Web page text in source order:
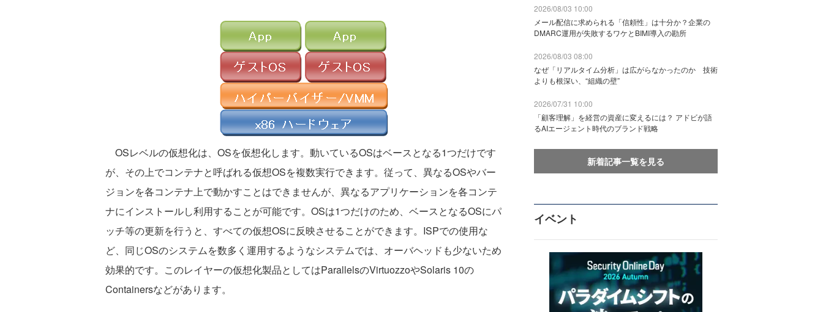
OSレベルの仮想化は、OSを仮想化します。動いているOSはベースとなる1つだけです
が、その上でコンテナと呼ばれる仮想OSを複数実行できます。従って、異なるOSやバー
ジョンを各コンテナ上で動かすことはできませんが、異なるアプリケーションを各コンテ
ナにインストールし利用することが可能です。OSは1つだけのため、ベースとなるOSにパ
ッチ等の更新を行うと、すべての仮想OSに反映させることができます。ISPでの使用な
ど、同じOSのシステムを数多く運用するようなシステムでは、オーバヘッドも少ないため
効果的です。このレイヤーの仮想化製品としてはParallelsのVirtuozzoやSolaris 10の
Containersなどがあります。
2026/08/03 10:00
メール配信に求められる「信頼性」は十分か？企業の
DMARC運用が失敗するワケとBIMI導入の勘所
2026/08/03 08:00
なぜ「リアルタイム分析」は広がらなかったのか 技術
よりも根深い、“組織の壁”
2026/07/31 10:00
「顧客理解」を経営の資産に変えるには？ アドビが語
るAIエージェント時代のブランド戦略
新着記事一覧を見る
イベント